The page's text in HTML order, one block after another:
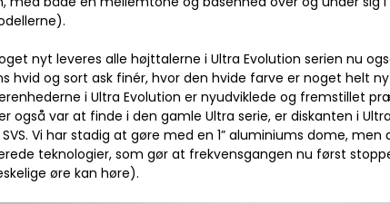
nyt leveres alle højttalerne i Ultra Evolution serien nu
hvid og sort ask finér, hvor den hvide farve er noget helt
i Ultra Evolution er nyudviklede og fremstillet
også var at finde i den gamle Ultra serie, er diskanten i
Vi har stadig at gøre med en 1” aluminiums dome,
teknologier, som gør at frekvensgangen nu først
øre kan høre).